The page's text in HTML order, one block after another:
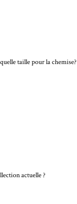
taille pour la chemise?
actuelle ?